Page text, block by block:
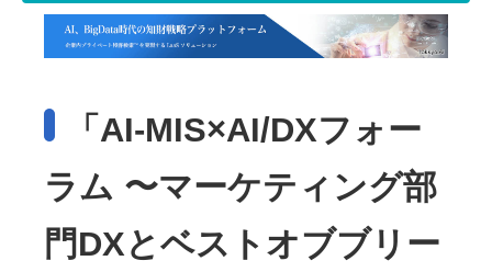
「AI-MIS×AI/DXフォー
ラム 〜マーケティング部
門DXとベストオブブリー